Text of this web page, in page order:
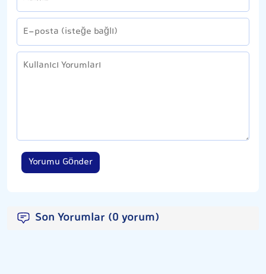
Yorumu Gönder
Son Yorumlar (0 yorum)